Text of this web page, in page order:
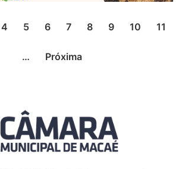
4 5 6 7 8 9 10 11
… Próxima